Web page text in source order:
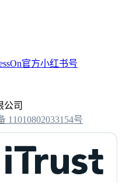
公司
11010802033154号